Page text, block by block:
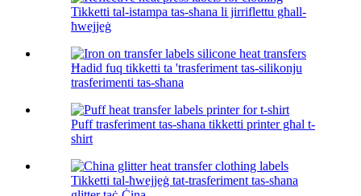
Tikketti tal-istampa tas-sħana li jirriflettu għall-
ħwejjeġ
Ħadid fuq tikketti ta 'trasferiment tas-silikonju
trasferimenti tas-sħana
Puff trasferiment tas-sħana tikketti printer għal t-
shirt
Tikketti tal-ħwejjeġ tat-trasferiment tas-sħana